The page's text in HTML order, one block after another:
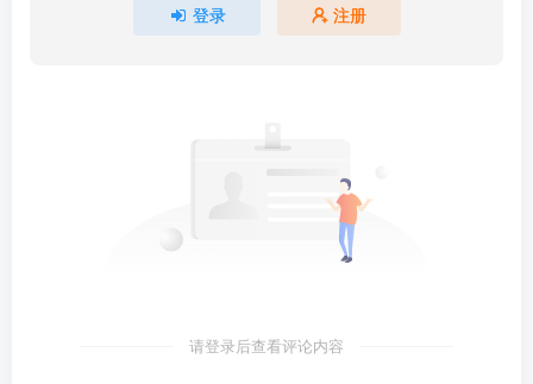
登录 注册
请登录后查看评论内容